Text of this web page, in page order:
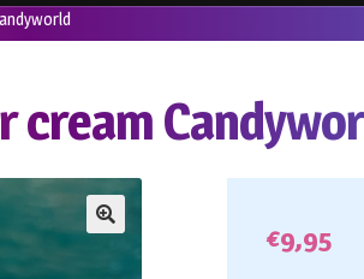
cream
€9,95